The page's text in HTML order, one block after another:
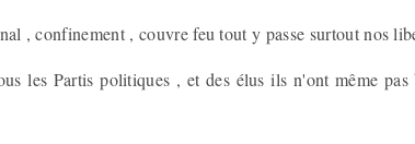
, confinement , couvre feu tout y passe surtout nos
les Partis politiques , et des élus ils n'ont même